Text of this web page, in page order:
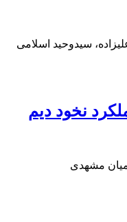
سیدوحید اسلامی
نخود دیم
مشهدی